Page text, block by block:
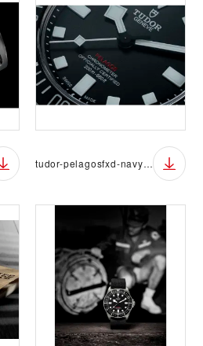
tudor-pelagosfxd-navy-10